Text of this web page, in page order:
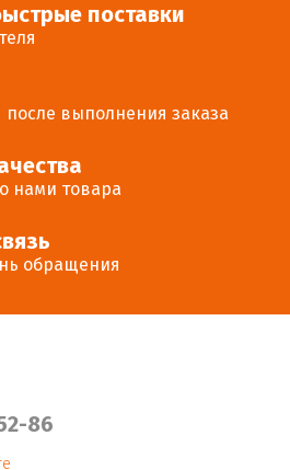
поставки
после выполнения заказа
нами товара
обращения
86